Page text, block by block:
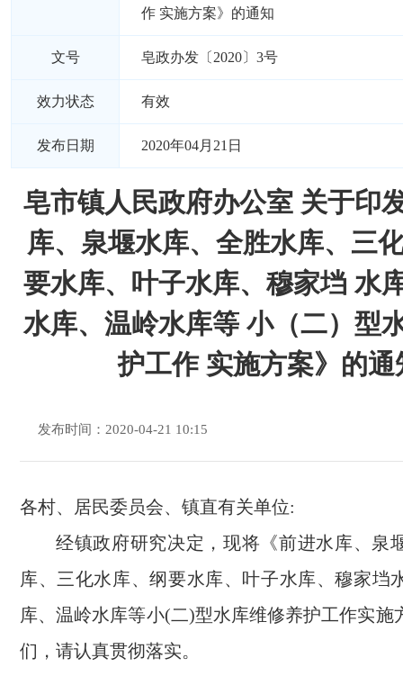
作 实施方案》的通知
文号 皂政办发〔2020〕3号
效力状态 有效
发布日期 2020年04月21日
皂市镇人民政府办公室 关于印
库、泉堰水库、全胜水库、三
要水库、叶子水库、穆家垱 水
水库、温岭水库等 小（二）型
护工作 实施方案》的通
发布时间：2020-04-21 10:15
各村、居民委员会、镇直有关单位:
经镇政府研究决定，现将《前进水库、泉
库、三化水库、纲要水库、叶子水库、穆家垱
库、温岭水库等小(二)型水库维修养护工作实施
们，请认真贯彻落实。